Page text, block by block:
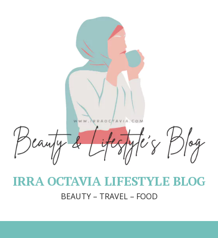
IRRA OCTAVIA LIFESTYLE BLOG
BEAUTY – TRAVEL – FOOD